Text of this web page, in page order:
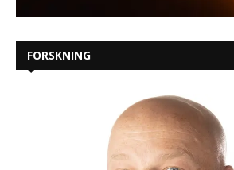
FORSKNING